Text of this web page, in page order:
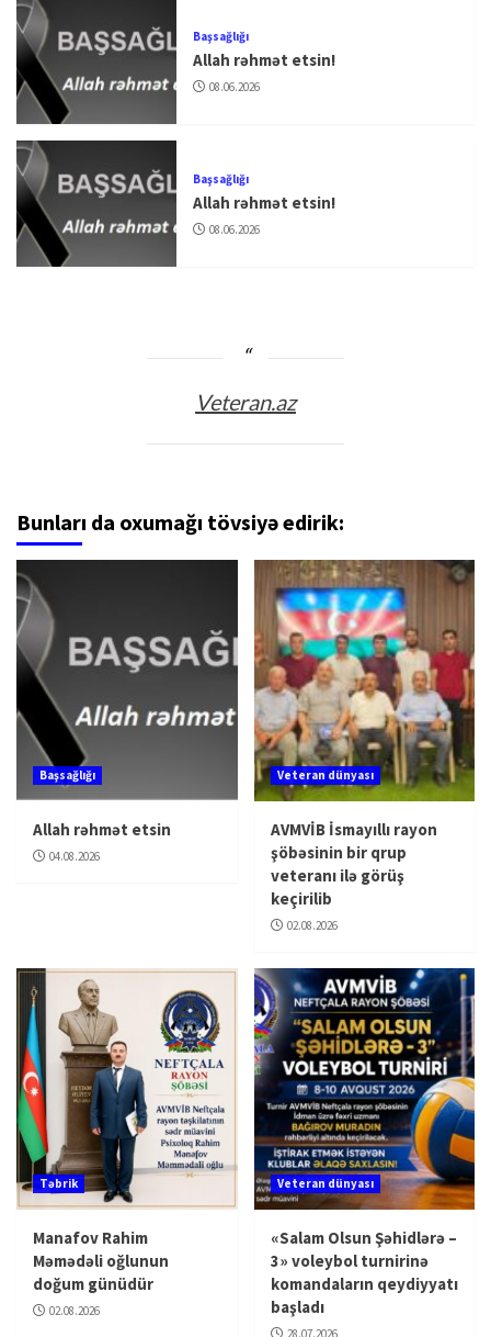
Başsağlığı
Allah rəhmət etsin!
08.06.2026
Başsağlığı
Allah rəhmət etsin!
08.06.2026
Veteran.az
Bunları da oxumağı tövsiyə edirik:
Başsağlığı
Allah rəhmət etsin
04.08.2026
Veteran dünyası
AVMVİB İsmayıllı rayon
şöbəsinin bir qrup
veteranı ilə görüş
keçirilib
02.08.2026
Təbrik
Manafov Rahim
Məmədəli oğlunun
doğum günüdür
02.08.2026
Veteran dünyası
«Salam Olsun Şəhidlərə –
3» voleybol turnirinə
komandaların qeydiyyatı
başladı